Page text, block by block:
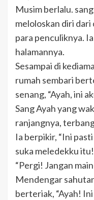
Musim berlalu.
meloloskan diri dari
para penculiknya.
halamannya.
Sesampai di
rumah sembari
senang, “Ayah, ini
Sang Ayah yang
ranjangnya,
Ia berpikir, “Ini
suka meledekku
“Pergi! Jangan
Mendengar
berteriak, “Ayah!